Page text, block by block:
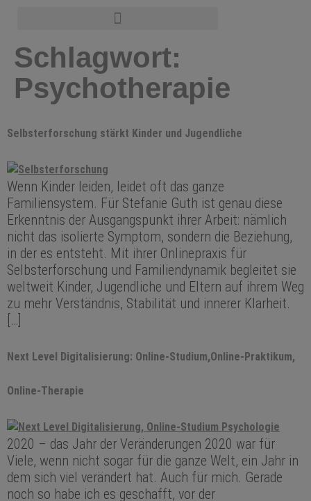
Schlagwort:
Psychotherapie
Selbsterforschung stärkt Kinder und Jugendliche
Wenn Kinder leiden, leidet oft das ganze
Familiensystem. Für Stefanie Guth ist genau diese
Erkenntnis der Ausgangspunkt ihrer Arbeit: nämlich
nicht das isolierte Symptom, sondern die Beziehung,
in der es entsteht. Mit ihrer Onlinepraxis für
Selbsterforschung und Familiendynamik begleitet sie
weltweit Kinder, Jugendliche und Eltern auf ihrem Weg
zu mehr Verständnis, Stabilität und innerer Klarheit.
[…]
Next Level Digitalisierung: Online-Studium,Online-Praktikum,
Online-Therapie
2020 – das Jahr der Veränderungen 2020 war für
Viele, wenn nicht sogar für die ganze Welt, ein Jahr in
dem sich viel verändert hat. Auch für mich. Gerade
noch so habe ich es geschafft, vor der